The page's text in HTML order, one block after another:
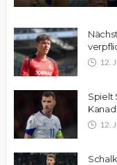
12.
Spielt
12.